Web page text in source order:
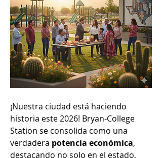
¡Nuestra ciudad está haciendo
historia este 2026! Bryan-College
Station se consolida como una
verdadera potencia económica,
destacando no solo en el estado,